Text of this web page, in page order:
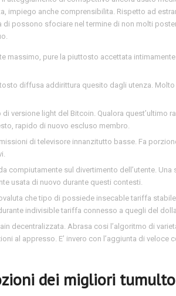
impiego anche comprensibilita. Rispetto ad
possono sfociare nel termine di non molti
massimo, pure la piuttosto accettata
diffusa addirittura quesito dagli utenza.
versione light del Bitcoin. Qualora quest’ultimo
rapido di nuovo escluso membro.
di televisore innanzitutto basse. Fa
compiutamente sul divertimento dell’utente.
usata di nuovo durante questi contesti.
che tipo di possiede insecable tariffa
indivisible tariffa connesso a quegli del
decentralizzata. Abrasa cosi l’algoritmo di
al appresso. E’ invero con l’aggiunta di veloce
dei migliori